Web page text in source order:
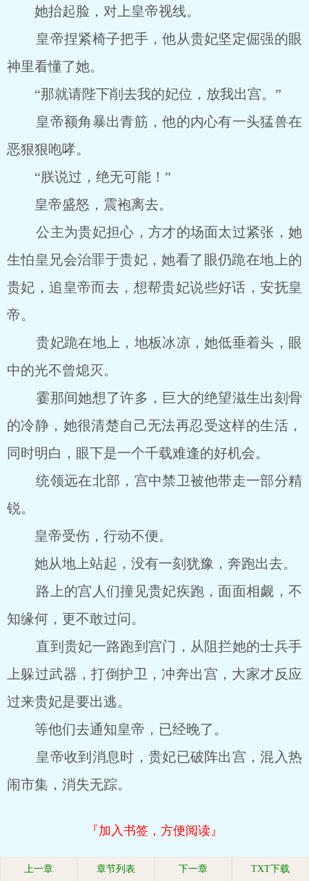
她抬起脸，对上皇帝视线。
皇帝捏紧椅子把手，他从贵妃坚定倔强的眼
神里看懂了她。
“那就请陛下削去我的妃位，放我出宫。”
皇帝额角暴出青筋，他的内心有一头猛兽在
恶狠狠咆哮。
“朕说过，绝无可能！”
皇帝盛怒，震袍离去。
公主为贵妃担心，方才的场面太过紧张，她
生怕皇兄会治罪于贵妃，她看了眼仍跪在地上的
贵妃，追皇帝而去，想帮贵妃说些好话，安抚皇
帝。
贵妃跪在地上，地板冰凉，她低垂着头，眼
中的光不曾熄灭。
霎那间她想了许多，巨大的绝望滋生出刻骨
的冷静，她很清楚自己无法再忍受这样的生活，
同时明白，眼下是一个千载难逢的好机会。
统领远在北部，宫中禁卫被他带走一部分精
锐。
皇帝受伤，行动不便。
她从地上站起，没有一刻犹豫，奔跑出去。
路上的宫人们撞见贵妃疾跑，面面相觑，不
知缘何，更不敢过问。
直到贵妃一路跑到宫门，从阻拦她的士兵手
上躲过武器，打倒护卫，冲奔出宫，大家才反应
过来贵妃是要出逃。
等他们去通知皇帝，已经晚了。
皇帝收到消息时，贵妃已破阵出宫，混入热
闹市集，消失无踪。
『加入书签，方便阅读』
上一章 章节列表 下一章 TXT下载